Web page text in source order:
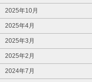
2025年10月
2025年4月
2025年3月
2025年2月
2024年7月